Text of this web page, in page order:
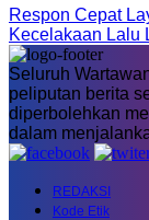
Respon Cepat
Kecelakaan Lalu
Seluruh
peliputan berita
diperbolehkan
dalam
REDAKSI
Kode Etik